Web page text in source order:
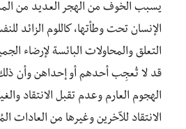
يسبب الخوف من الهجر العديد من
الإنسان تحت وطأتها، كاللوم الزائد
التعلق والمحاولات البائسة لإرضاء
قد لا تُعجِب أحدهم أو إحداهن وأن
الهجوم العارم وعدم تقبل الانتقاد
الانتقاد للآخرين وغيرها من العادات